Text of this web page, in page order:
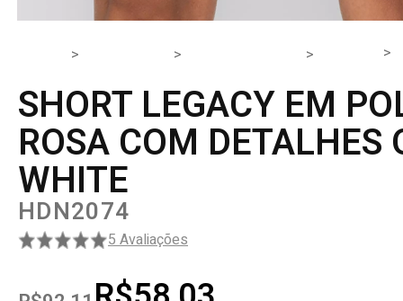
SHORT LEGACY EM
ROSA COM DETALHES
WHITE
HDN2074
5 Avaliações